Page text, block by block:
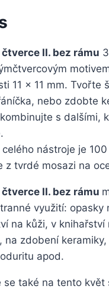
čtverce II. bez rámu
11 x 11 mm. Tvořte
nebo zdobte
s dalšími,
nástroje je
z tvrdé mosazi na
čtverce II. bez rámu
využití: opasky
na kůži, v knihařství
na zdobení
apod.
se také na tento květ